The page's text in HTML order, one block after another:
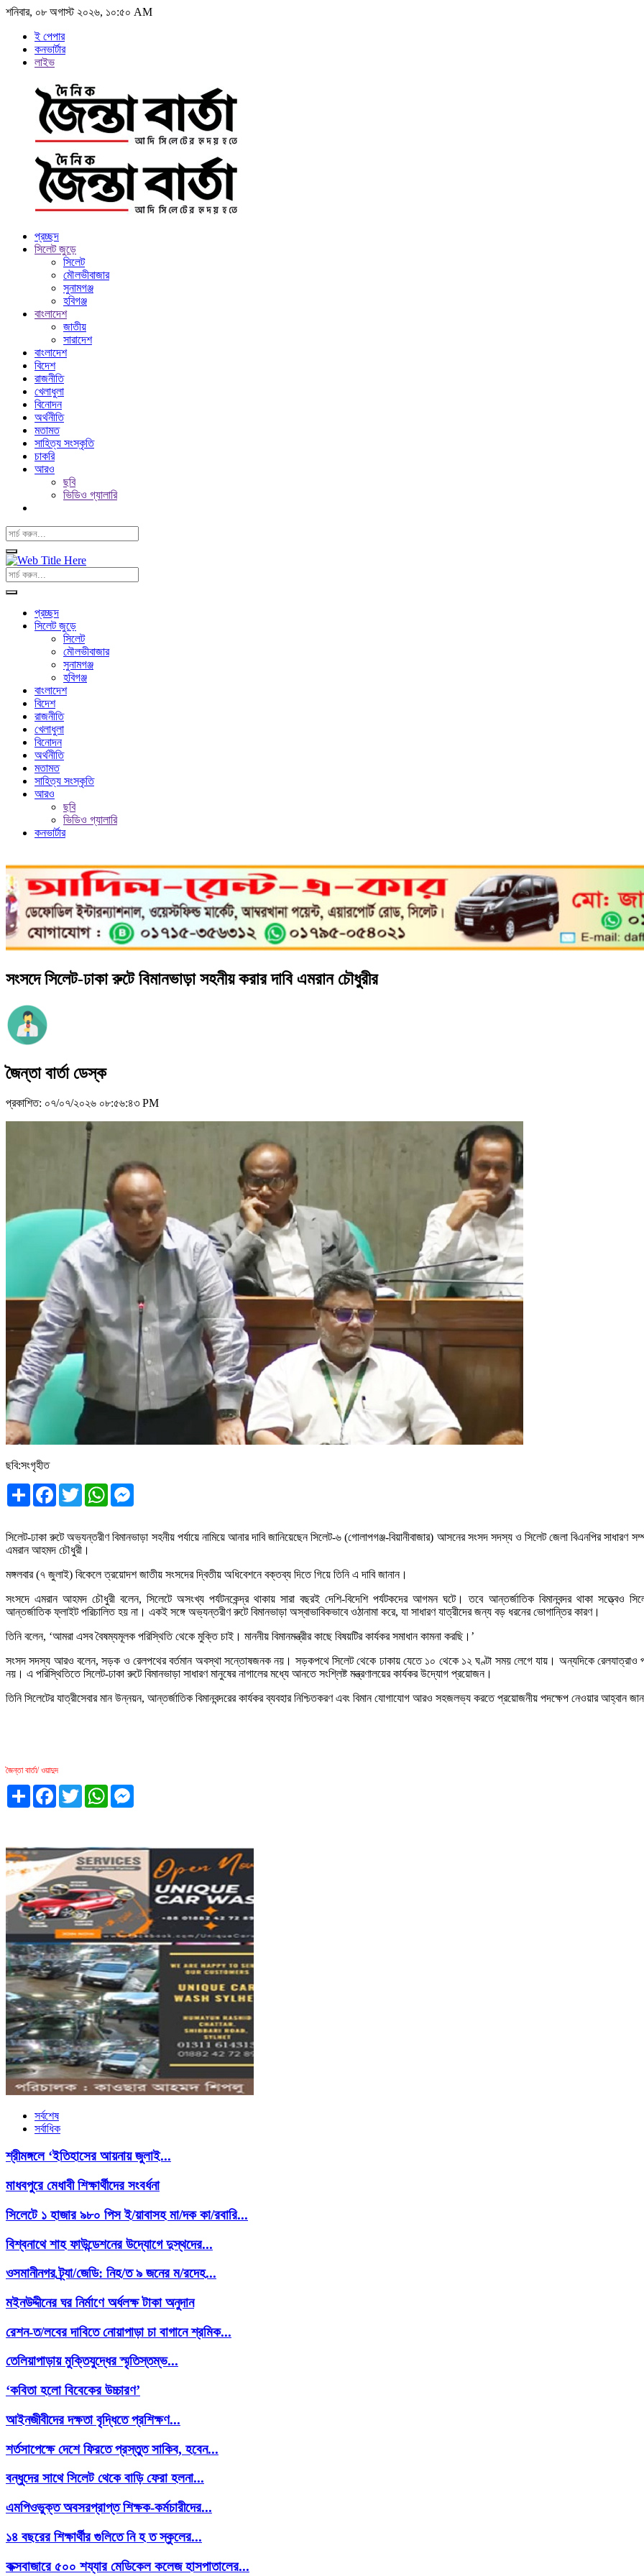
শনিবার, ০৮ অগাস্ট ২০২৬, ১০:৫০ AM
ই পেপার
কনভার্টার
লাইভ
প্রচ্ছদ
সিলেট জুড়ে
সিলেট
মৌলভীবাজার
সুনামগঞ্জ
হবিগঞ্জ
বাংলাদেশ
জাতীয়
সারাদেশ
বাংলাদেশ
বিদেশ
রাজনীতি
খেলাধুলা
বিনোদন
অর্থনীতি
মতামত
সাহিত্য সংস্কৃতি
চাকরি
আরও
ছবি
ভিডিও গ্যালারি
প্রচ্ছদ
সিলেট জুড়ে
সিলেট
মৌলভীবাজার
সুনামগঞ্জ
হবিগঞ্জ
বাংলাদেশ
বিদেশ
রাজনীতি
খেলাধুলা
বিনোদন
অর্থনীতি
মতামত
সাহিত্য সংস্কৃতি
আরও
ছবি
ভিডিও গ্যালারি
কনভার্টার
সংসদে সিলেট-ঢাকা রুটে বিমানভাড়া সহনীয় করার দাবি এমরান চৌধুরীর
জৈন্তা বার্তা ডেস্ক
প্রকাশিত: ০৭/০৭/২০২৬ ০৮:৫৬:৪৩ PM
ছবি:সংগৃহীত
Share Facebook
TwitterWhatsApp
সিলেট-ঢাকা রুটে অভ্যন্তরীণ বিমানভাড়া সহনীয় পর্যায়ে নামিয়ে আনার দাবি জানিয়েছেন সিলেট-৬ (গোলাপগঞ্জ-বিয়ানীবাজার) আসনের সংসদ সদস্য ও সিলেট জেলা বিএনপির সাধারণ
এমরান আহমদ চৌধুরী।
মঙ্গলবার (৭ জুলাই) বিকেলে ত্রয়োদশ জাতীয় সংসদের দ্বিতীয় অধিবেশনে বক্তব্য দিতে গিয়ে তিনি এ দাবি জানান।
সংসদে এমরান আহমদ চৌধুরী বলেন, সিলেটে অসংখ্য পর্যটনকেন্দ্র থাকায় সারা বছরই দেশি-বিদেশি পর্যটকদের আগমন ঘটে। তবে আন্তর্জাতিক বিমানবন্দর থাকা সত্ত্বেও
আন্তর্জাতিক ফ্লাইট পরিচালিত হয় না। একই সঙ্গে অভ্যন্তরীণ রুটে বিমানভাড়া অস্বাভাবিকভাবে ওঠানামা করে, যা সাধারণ যাত্রীদের জন্য বড় ধরনের ভোগান্তির কারণ।
তিনি বলেন, ‘আমরা এসব বৈষম্যমূলক পরিস্থিতি থেকে মুক্তি চাই। মাননীয় বিমানমন্ত্রীর কাছে বিষয়টির কার্যকর সমাধান কামনা করছি।’
সংসদ সদস্য আরও বলেন, সড়ক ও রেলপথের বর্তমান অবস্থা সন্তোষজনক নয়। সড়কপথে সিলেট থেকে ঢাকায় যেতে ১০ থেকে ১২ ঘণ্টা সময় লেগে যায়। অন্যদিকে রেলযাত্রাও
নয়। এ পরিস্থিতিতে সিলেট-ঢাকা রুটে বিমানভাড়া সাধারণ মানুষের নাগালের মধ্যে আনতে সংশ্লিষ্ট মন্ত্রণালয়ের কার্যকর উদ্যোগ প্রয়োজন।
তিনি সিলেটের যাত্রীসেবার মান উন্নয়ন, আন্তর্জাতিক বিমানবন্দরের কার্যকর ব্যবহার নিশ্চিতকরণ এবং বিমান যোগাযোগ আরও সহজলভ্য করতে প্রয়োজনীয় পদক্ষেপ নেওয়ার আহ্বান
জৈন্তা বার্তা/ ওয়াদুদ
Share Facebook
TwitterWhatsApp
সর্বশেষ
সর্বাধিক
শ্রীমঙ্গলে ‘ইতিহাসের আয়নায় জুলাই...
মাধবপুরে মেধাবী শিক্ষার্থীদের সংবর্ধনা
সিলেটে ১ হাজার ৯৮০ পিস ই/য়াবাসহ মা/দক কা/রবারি...
বিশ্বনাথে শাহ ফাউন্ডেশনের উদ্যোগে দুস্থদের...
ওসমানীনগর ট্র্যা/জেডি: নিহ/ত ৯ জনের ম/রদেহ...
মইনউদ্দীনের ঘর নির্মাণে অর্ধলক্ষ টাকা অনুদান
রেশন-ত/লবের দাবিতে নোয়াপাড়া চা বাগানে শ্রমিক...
তেলিয়াপাড়ায় মুক্তিযুদ্ধের স্মৃতিস্তম্ভ...
‘কবিতা হলো বিবেকের উচ্চারণ’
আইনজীবীদের দক্ষতা বৃদ্ধিতে প্রশিক্ষণ...
শর্তসাপেক্ষে দেশে ফিরতে প্রস্তুত সাকিব, হবেন...
বন্ধুদের সাথে সিলেট থেকে বাড়ি ফেরা হলনা...
এমপিওভুক্ত অবসরপ্রাপ্ত শিক্ষক-কর্মচারীদের...
১৪ বছরের শিক্ষার্থীর গুলিতে নি হ ত স্কুলের...
কক্সবাজারে ৫০০ শয্যার মেডিকেল কলেজ হাসপাতালের...